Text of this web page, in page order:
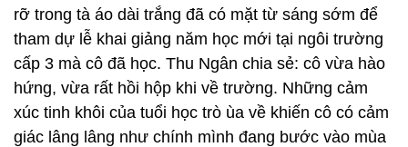
rỡ trong tà áo dài trắng đã có mặt từ sáng sớm để
tham dự lễ khai giảng năm học mới tại ngôi trường
cấp 3 mà cô đã học. Thu Ngân chia sẻ: cô vừa hào
hứng, vừa rất hồi hộp khi về trường. Những cảm
xúc tinh khôi của tuổi học trò ùa về khiến cô có cảm
giác lâng lâng như chính mình đang bước vào mùa